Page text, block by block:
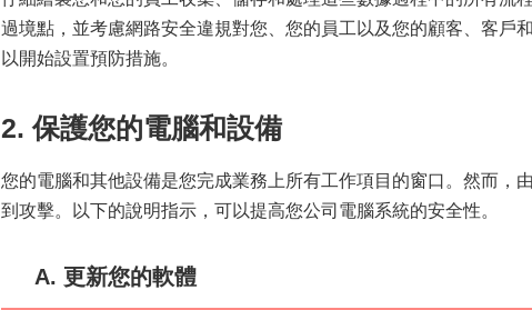
過境點，並考慮網路安全違規對您、您的員工以及您的顧客、客戶
以開始設置預防措施。
2. 保護您的電腦和設備
您的電腦和其他設備是您完成業務上所有工作項目的窗口。然而，
到攻擊。以下的說明指示，可以提高您公司電腦系統的安全性。
A. 更新您的軟體